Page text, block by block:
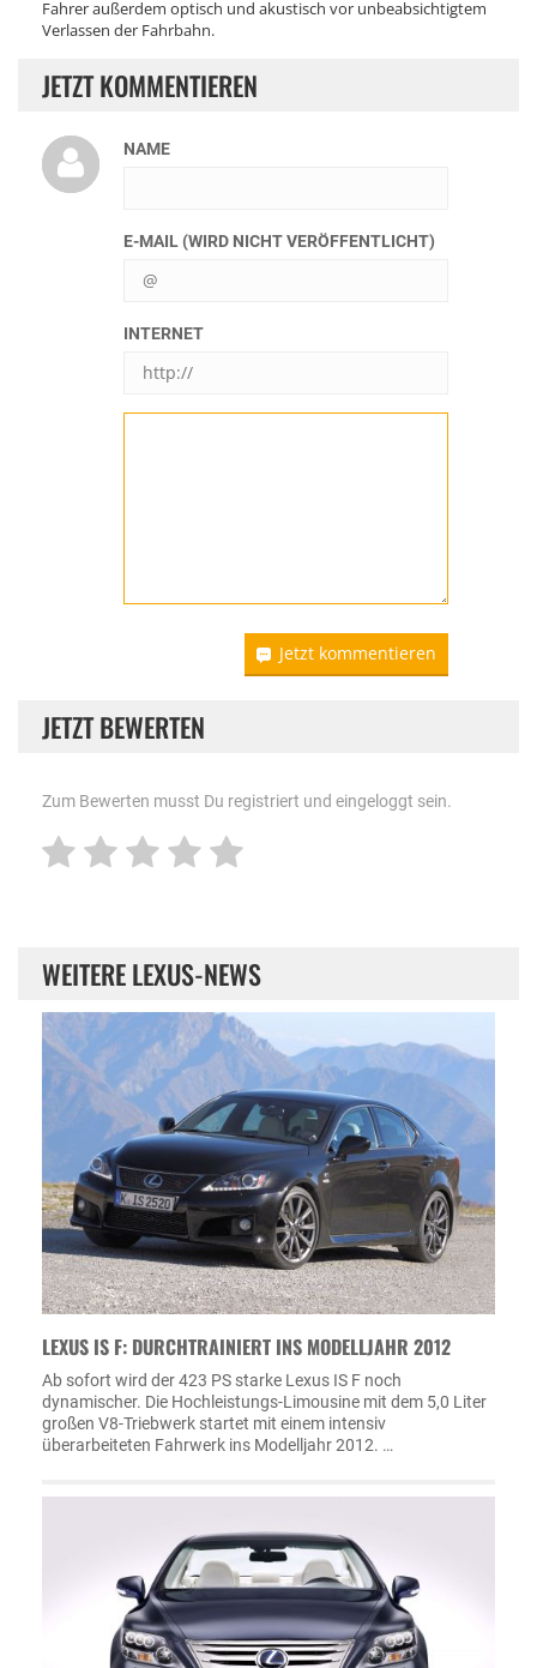
Fahrer außerdem optisch und akustisch vor unbeabsichtigtem
Verlassen der Fahrbahn.
JETZT KOMMENTIEREN
NAME
E-MAIL (WIRD NICHT VERÖFFENTLICHT)
INTERNET
Jetzt kommentieren
JETZT BEWERTEN
Zum Bewerten musst Du registriert und eingeloggt sein.
WEITERE LEXUS-NEWS
LEXUS IS F: DURCHTRAINIERT INS MODELLJAHR 2012
Ab sofort wird der 423 PS starke Lexus IS F noch
dynamischer. Die Hochleistungs-Limousine mit dem 5,0 Liter
großen V8-Triebwerk startet mit einem intensiv
überarbeiteten Fahrwerk ins Modelljahr 2012. …